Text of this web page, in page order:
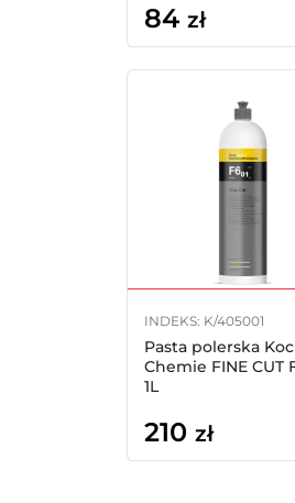
84 zł
INDEKS: K/405001
Pasta polerska
Chemie FINE CUT
1L
210 zł